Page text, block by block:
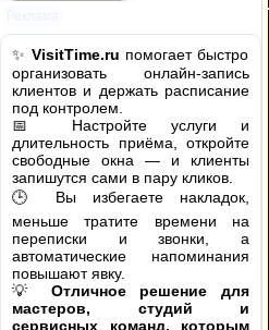
✨ VisitTime.ru помогает быстро
организовать онлайн-запись
клиентов и держать расписание
под контролем.
📅 Настройте услуги и
длительность приёма, откройте
свободные окна — и клиенты
запишутся сами в пару кликов.
🕒 Вы избегаете накладок,
меньше тратите времени на
переписки и звонки, а
автоматические напоминания
повышают явку.
💡 Отличное решение для
мастеров, студий и
сервисных команд, которым